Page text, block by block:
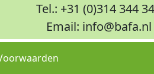
Tel.: +31 (0)314 344
Email: info@bafa.nl